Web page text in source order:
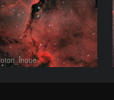
oton_inoue